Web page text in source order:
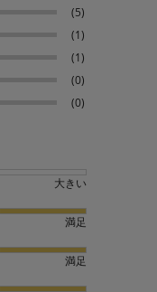
(5)
(1)
(1)
(0)
(0)
大きい
満足
満足